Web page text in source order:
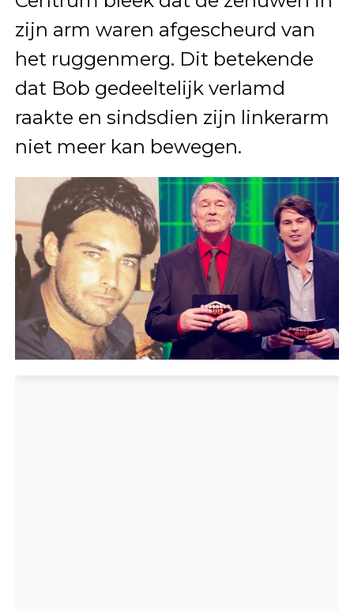
zijn arm waren afgescheurd van
het ruggenmerg. Dit betekende
dat Bob gedeeltelijk verlamd
raakte en sindsdien zijn linkerarm
niet meer kan bewegen.